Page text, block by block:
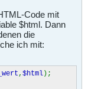
Code mit
$html. Dann
die
ich mit:
, $html);